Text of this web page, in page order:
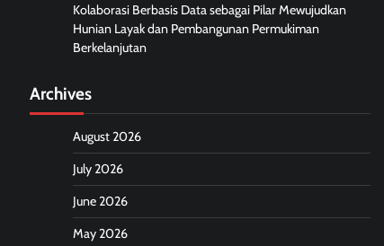
Kolaborasi Berbasis Data sebagai Pilar Mewujudkan
Hunian Layak dan Pembangunan Permukiman
Berkelanjutan
Archives
August 2026
July 2026
June 2026
May 2026